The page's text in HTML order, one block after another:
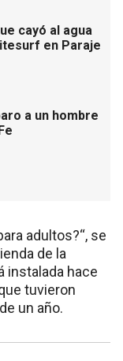
cayó al agua
en Paraje
a un hombre
adultos?“, se
de la
instalada hace
tuvieron
un año.